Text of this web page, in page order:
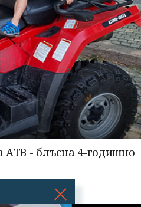
АТВ - блъсна 4-годишно